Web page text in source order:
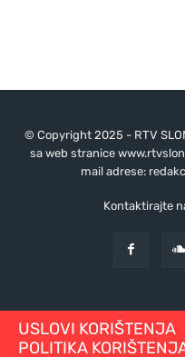
© Copyright 2025 - RTV
sa web stranice
mail adrese:
Kontaktirajte
USLOVI KORIŠTENJA
POLITIKA